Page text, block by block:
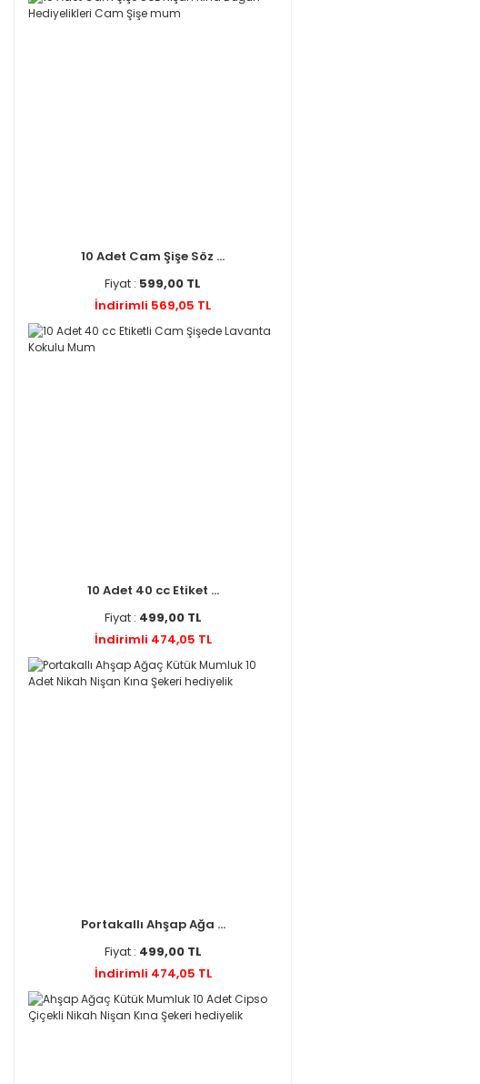
10 Adet Cam Şişe Söz ...
Fiyat : 599,00 TL
İndirimli 569,05 TL
10 Adet 40 cc Etiket ...
Fiyat : 499,00 TL
İndirimli 474,05 TL
Portakallı Ahşap Ağa ...
Fiyat : 499,00 TL
İndirimli 474,05 TL